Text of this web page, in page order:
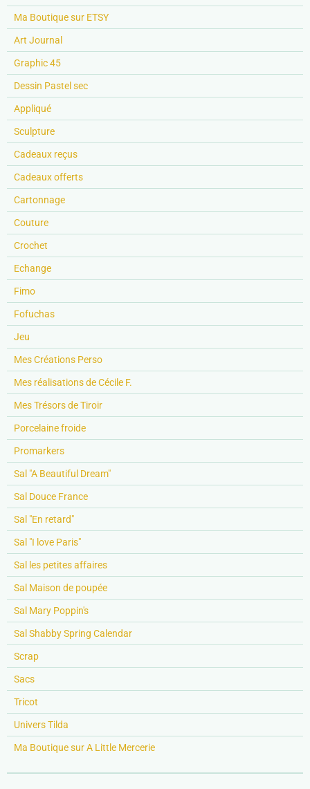
Ma Boutique sur ETSY
Art Journal
Graphic 45
Dessin Pastel sec
Appliqué
Sculpture
Cadeaux reçus
Cadeaux offerts
Cartonnage
Couture
Crochet
Echange
Fimo
Fofuchas
Jeu
Mes Créations Perso
Mes réalisations de Cécile F.
Mes Trésors de Tiroir
Porcelaine froide
Promarkers
Sal "A Beautiful Dream"
Sal Douce France
Sal "En retard"
Sal "I love Paris"
Sal les petites affaires
Sal Maison de poupée
Sal Mary Poppin's
Sal Shabby Spring Calendar
Scrap
Sacs
Tricot
Univers Tilda
Ma Boutique sur A Little Mercerie